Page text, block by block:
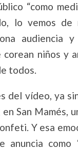
“como
lo vemos de
audiencia
niños y
todos.
del vídeo, ya
San Mamés,
Y esa
como